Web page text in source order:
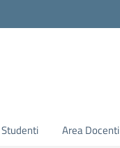
Area Docenti